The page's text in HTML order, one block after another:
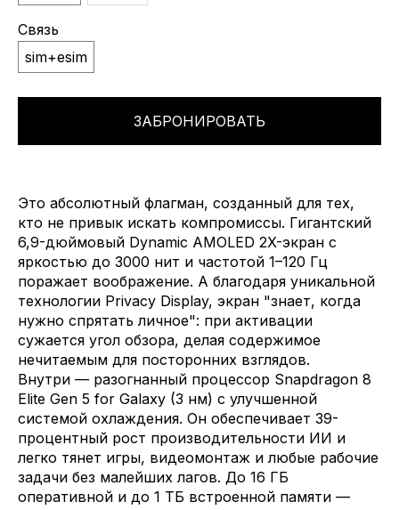
Связь
sim+esim
ЗАБРОНИРОВАТЬ
Это абсолютный флагман, созданный для тех,
кто не привык искать компромиссы. Гигантский
6,9-дюймовый Dynamic AMOLED 2X-экран с
яркостью до 3000 нит и частотой 1–120 Гц
поражает воображение. А благодаря уникальной
технологии Privacy Display, экран "знает, когда
нужно спрятать личное": при активации
сужается угол обзора, делая содержимое
нечитаемым для посторонних взглядов.
Внутри — разогнанный процессор Snapdragon 8
Elite Gen 5 for Galaxy (3 нм) с улучшенной
системой охлаждения. Он обеспечивает 39-
процентный рост производительности ИИ и
легко тянет игры, видеомонтаж и любые рабочие
задачи без малейших лагов. До 16 ГБ
оперативной и до 1 ТБ встроенной памяти —